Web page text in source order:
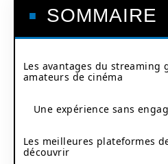
SOMMAIRE
Les avantages du streaming
amateurs de cinéma
Une expérience sans
Les meilleures plateformes
découvrir